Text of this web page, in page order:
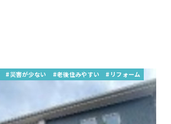
#災害が少ない #老後住みやすい #リフォーム